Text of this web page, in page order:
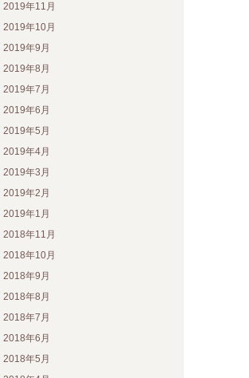
2019年11月
2019年10月
2019年9月
2019年8月
2019年7月
2019年6月
2019年5月
2019年4月
2019年3月
2019年2月
2019年1月
2018年11月
2018年10月
2018年9月
2018年8月
2018年7月
2018年6月
2018年5月